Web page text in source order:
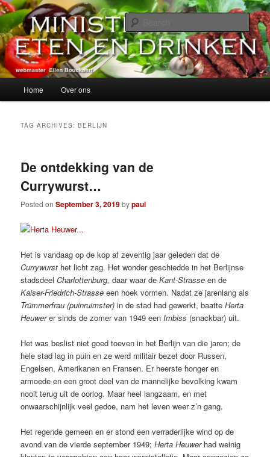
Skip
to
primary
content
Skip
to
secondary
contentMinisterie van Eten en Drinken
alles over eten, drinken en andere genoegens…
Home Over ons
TAG ARCHIVES:BERLIJN
De ontdekking van de
Currywurst…
Posted onSeptember 3, 2019bypaul
Het is vandaag op de kop af zeventig jaar geleden dat de
Currywurst het licht zag. Het wonder geschiedde in het Berlijnse
stadsdeelCharlottenburg, daar waar de Kant-Strasse en de
Kaiser-Friedrich-Strasse een hoek vormen. Nadat ze jarenlang als
Trümmerfrau (puinruimster)in de stad had gewerkt, baatte Herta
Heuwerer sinds de zomer van 1949 een Imbiss (snackbar) uit.
Het was beslist niet goed toeven in het Berlijn van die jaren; de
hele stad lag in puin en ze werd militair bezet door Russen,
Engelsen, Amerikanen en Fransen. Er heerste honger en
armoede en een groot deel van de mannelijke bevolking kwam
nooit terug uit de oorlog. Maar heel langzaam, en met
onwaarschijnlijk veel gedoe, nam het leven weer z’n gang.
Het regende gemeen en er stond een verraderlijke wind op de
avond van de vierde september 1949;Herta Heuwerhad weinig